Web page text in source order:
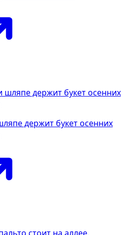
держит букет осенних